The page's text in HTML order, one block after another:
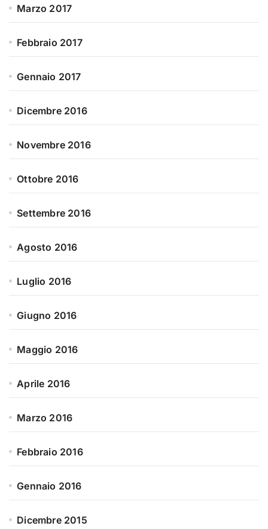
Marzo 2017
Febbraio 2017
Gennaio 2017
Dicembre 2016
Novembre 2016
Ottobre 2016
Settembre 2016
Agosto 2016
Luglio 2016
Giugno 2016
Maggio 2016
Aprile 2016
Marzo 2016
Febbraio 2016
Gennaio 2016
Dicembre 2015